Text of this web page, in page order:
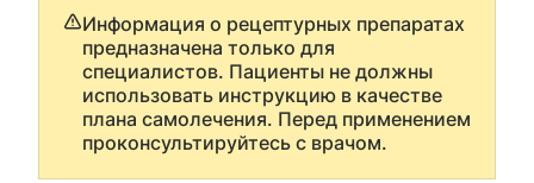
Информация о рецептурных препаратах
предназначена только для
специалистов. Пациенты не должны
использовать инструкцию в качестве
плана самолечения. Перед применением
проконсультируйтесь с врачом.